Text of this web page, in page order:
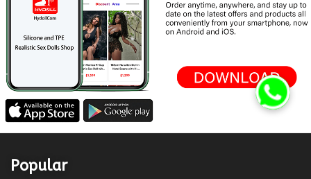
Popular